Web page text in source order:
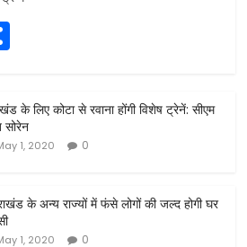
ar
e
के लिए कोटा से रवाना होंगी विशेष ट्रेनें: सीएम
सोरेन
1, 2020 0
के अन्य राज्यों में फंसे लोगों की जल्द होगी घर
1, 2020 0